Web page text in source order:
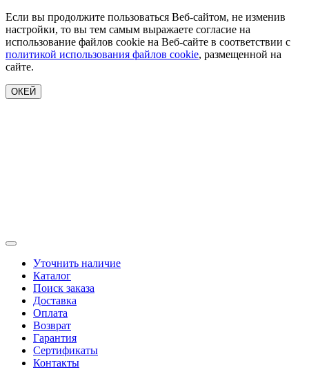
Если вы продолжите пользоваться Веб-сайтом, не изменив
настройки, то вы тем самым выражаете согласие на
использование файлов cookie на Веб-сайте в соответствии с
политикой использования файлов cookie, размещенной на
сайте.
ОКЕЙ
Уточнить наличие
Каталог
Поиск заказа
Доставка
Оплата
Возврат
Гарантия
Сертификаты
Контакты